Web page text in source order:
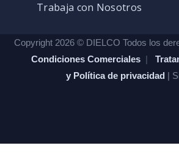
Trabaja con Nosotros
Copyright 2026 © DIELCO Todos los
Condiciones Comerciales |
y Política de privacidad |